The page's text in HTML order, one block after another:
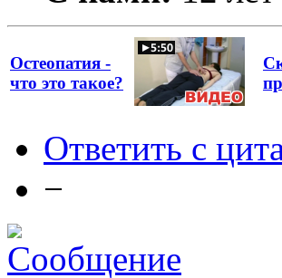
Остеопатия -
что это такое?
Ответить с
−